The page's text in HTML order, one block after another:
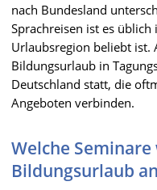
nach Bundesland
Sprachreisen ist es
Urlaubsregion beliebt ist.
Bildungsurlaub in
Deutschland statt, die
Angeboten verbinden.
Welche
Bildungsurlaub